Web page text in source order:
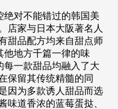
绝对不能错过的韩国美
店家与日本大阪著名人
甜品配方均来自甜点师
地方千篇一律的味
每一款甜品均融入了大
保留其传统精髓的同
因为多款诱人甜品而选
味道香浓的蓝莓蛋挞、